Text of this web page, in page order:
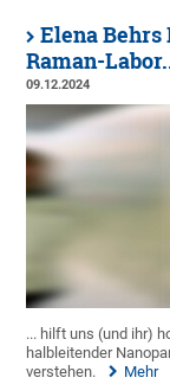
Elena
Raman-
09.12.2024
... hilft uns (und ihr)
halbleitender
verstehen.
Mehr